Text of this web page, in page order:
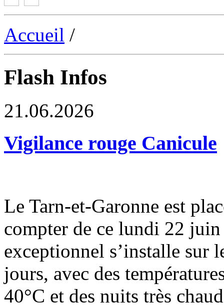
Accueil /
Flash Infos
21.06.2026
Vigilance rouge Canicule
Le Tarn-et-Garonne est
compter de ce lundi 22
exceptionnel s’installe sur
jours, avec des
40°C et des nuits très